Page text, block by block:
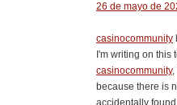
26 de mayo de
casinocommunity
I'm writing on this
casinocommunity,
because there is